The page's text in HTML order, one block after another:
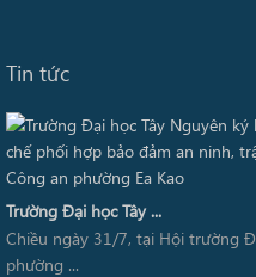
Tin tức
Trường Đại học Tây ...
Chiều ngày 31/7, tại Hội trường
phường ...